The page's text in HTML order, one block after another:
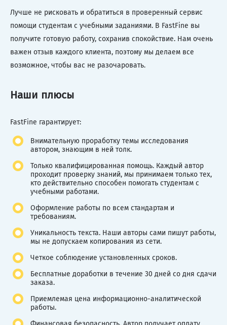
Лучше не рисковать и обратиться в проверенный сервис
помощи студентам с учебными заданиями. В FastFine вы
получите готовую работу, сохранив спокойствие. Нам очень
важен отзыв каждого клиента, поэтому мы делаем все
возможное, чтобы вас не разочаровать.
Наши плюсы
FastFine гарантирует:
Внимательную проработку темы исследования
автором, знающим в ней толк.
Только квалифицированная помощь. Каждый автор
проходит проверку знаний, мы принимаем только тех,
кто действительно способен помогать студентам с
учебными работами.
Оформление работы по всем стандартам и
требованиям.
Уникальность текста. Наши авторы сами пишут работы,
мы не допускаем копирования из сети.
Четкое соблюдение установленных сроков.
Бесплатные доработки в течение 30 дней со дня сдачи
заказа.
Приемлемая цена информационно-аналитической
работы.